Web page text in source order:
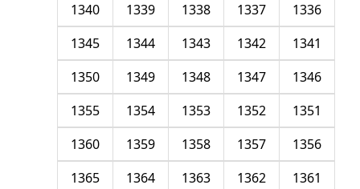
1336
1337
1338
1339
1340
1341
1342
1343
1344
1345
1346
1347
1348
1349
1350
1351
1352
1353
1354
1355
1356
1357
1358
1359
1360
1361
1362
1363
1364
1365